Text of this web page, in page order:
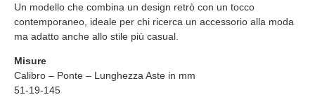
Un modello che combina un design retrò con un tocco
contemporaneo, ideale per chi ricerca un accessorio alla moda
ma adatto anche allo stile più casual.
Misure
Calibro – Ponte – Lunghezza Aste in mm
51-19-145